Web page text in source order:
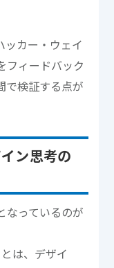
ッカー・ウェイ
フィードバック
で検証する点が
ン思考の
なっているのが
は、デザイ